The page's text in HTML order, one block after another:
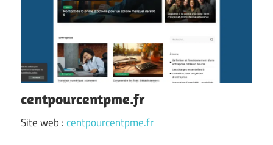
centpourcentpme.fr
Site web :centpourcentpme.fr